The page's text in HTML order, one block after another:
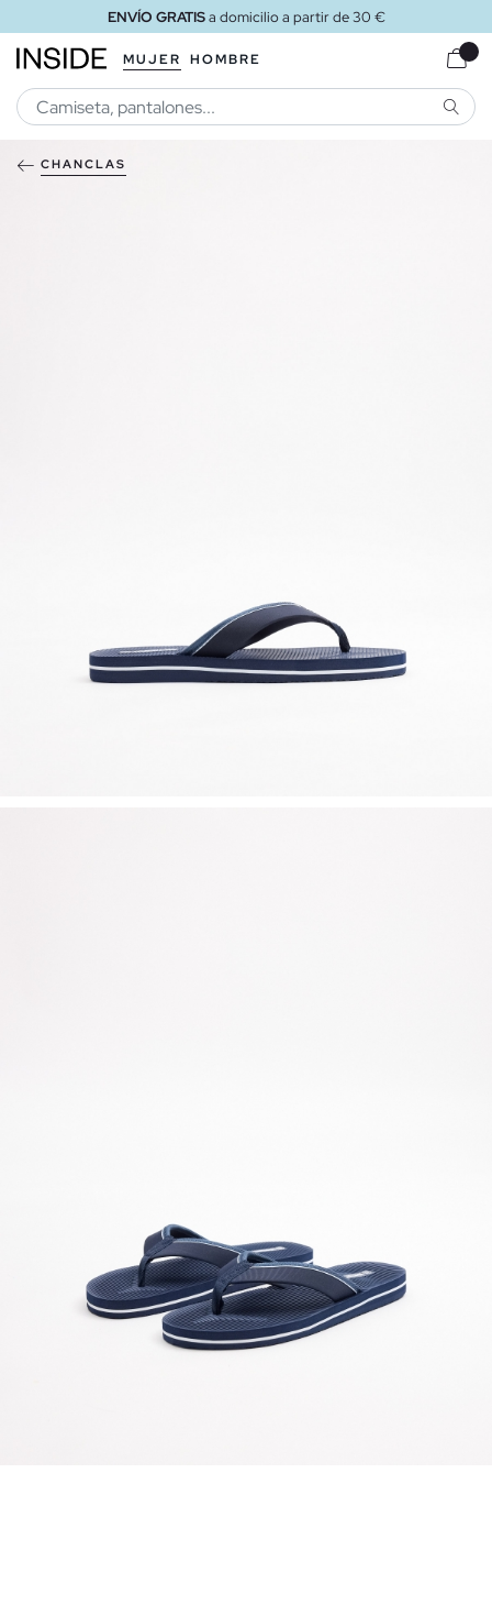
ENVÍO GRATISa domicilio a partir de 30 €
MUJER HOMBRE
CHANCLAS